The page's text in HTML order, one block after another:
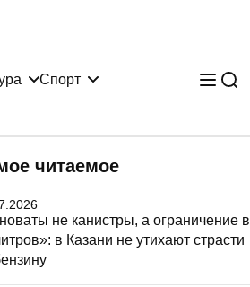
Спорт
читаемое
не канистры, а ограничение в
в Казани не утихают страсти